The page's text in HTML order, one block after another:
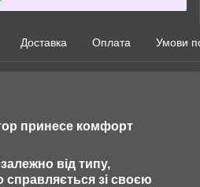
Доставка Оплата Умови
принесе комфорт
від типу,
справляється зі своєю